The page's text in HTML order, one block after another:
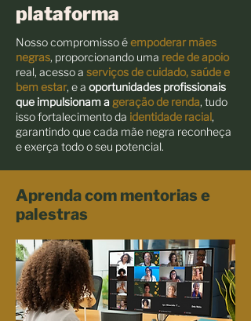
plataforma
Nosso compromisso éempoderar mães
negras, proporcionando uma rede de apoio
real, acesso a serviços de cuidado, saúde e
bem estar, e a oportunidades profissionais
que impulsionam a geração de renda, tudo
isso fortalecimento da identidade racial,
garantindo que cada mãe negra reconheça
e exerça todo o seu potencial.
Aprenda com mentorias e
palestras